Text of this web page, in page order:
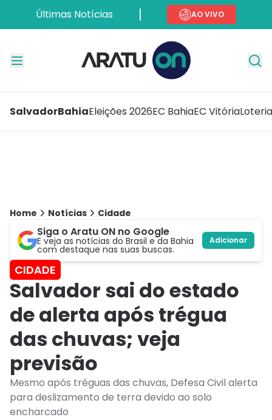
Últimas Notícias AO VIVO
SalvadorBahiaEleições 2026EC BahiaEC Vitória
Home Notícias Cidade
Siga o Aratu ON no Google
E veja as notícias do Brasil e da Bahia
com destaque nas suas buscas.
Adicionar
CIDADE
Salvador sai do estado
de alerta após trégua
das chuvas; veja
previsão
Mesmo após tréguas das chuvas, Defesa Civil alerta
para deslizamento de terra devido ao solo
encharcado